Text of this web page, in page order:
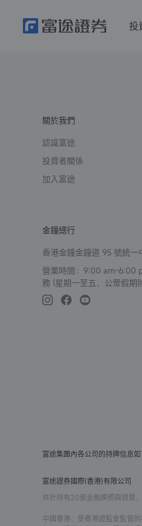
投
關於我們
認識富途
投資者關係
加入富途
金鐘總行
香港金鐘金鐘道 95 號統一
營業時間：9:00 am-6:00
務 (星期一至五，公眾假期
富途集團內各公司的持牌信息如
富途證券國際(香港)有限公司
共計持有20張金融牌照與資質
中國香港 ：受香港證監會監管